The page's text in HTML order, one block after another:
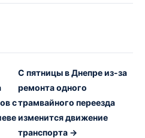
с
С пятницы в Днепре из-за
ремонта одного
трамвайного переезда
изменится движение
транспорта →